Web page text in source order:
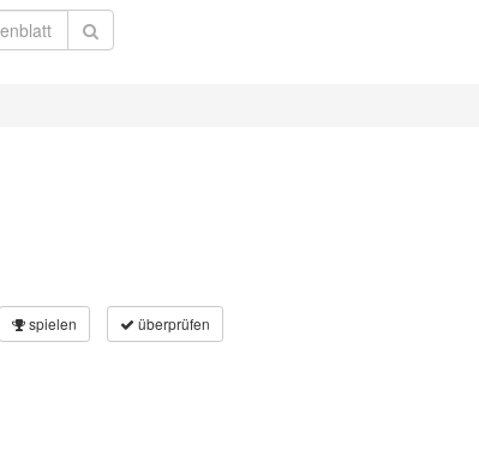
spielen überprüfen